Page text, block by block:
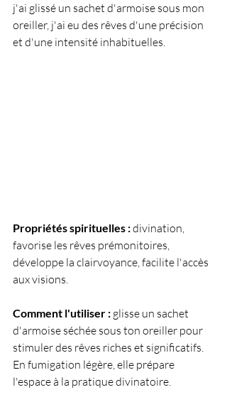
j'ai glissé un sachet d'armoise sous mon
oreiller, j'ai eu des rêves d'une précision
et d'une intensité inhabituelles.
Propriétés spirituelles : divination,
favorise les rêves prémonitoires,
développe la clairvoyance, facilite l'accès
aux visions.
Comment l'utiliser : glisse un sachet
d'armoise séchée sous ton oreiller pour
stimuler des rêves riches et significatifs.
En fumigation légère, elle prépare
l'espace à la pratique divinatoire.